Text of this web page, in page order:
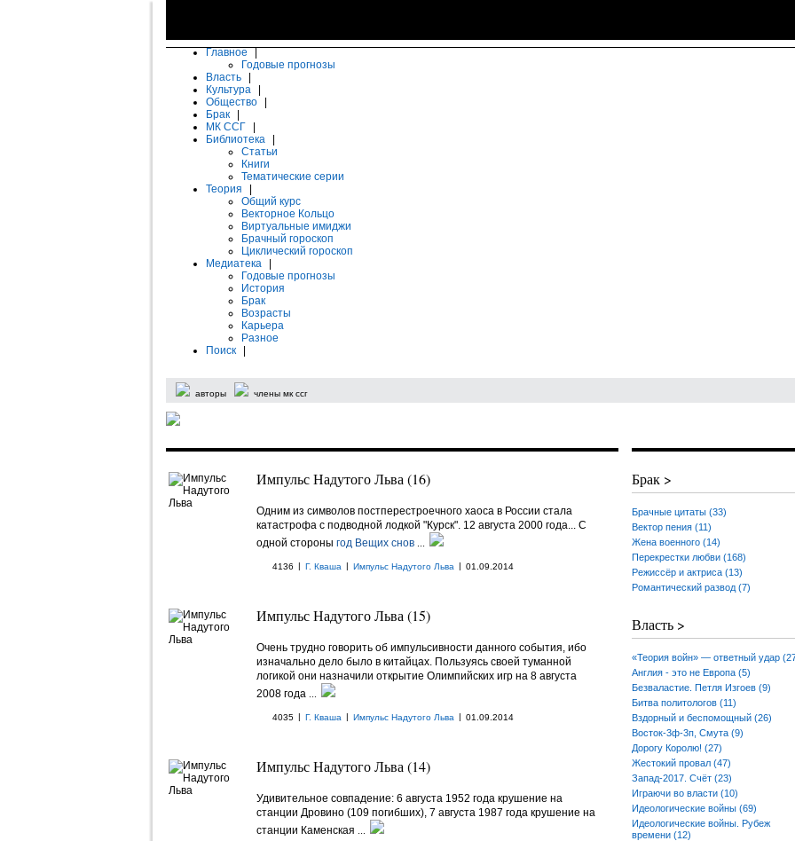
Главное
Годовые прогнозы
Власть
Культура
Общество
Брак
МК ССГ
Библиотека
Статьи
Книги
Тематические серии
Теория
Общий курс
Векторное Кольцо
Виртуальные имиджи
Брачный гороскоп
Циклический гороскоп
Медиатека
Годовые прогнозы
История
Брак
Возрасты
Карьера
Разное
Поиск
авторы члены мк ссг
Импульс Надутого Льва (16)
Одним из символов постперестроечного хаоса в России стала
катастрофа с подводной лодкой "Курск". 12 августа 2000 года... С
одной стороны год Вещих снов ...
4136 | Г. Кваша | Импульс Надутого Льва | 01.09.2014
Импульс Надутого Льва (15)
Очень трудно говорить об импульсивности данного события, ибо
изначально дело было в китайцах. Пользуясь своей туманной
логикой они назначили открытие Олимпийских игр на 8 августа
2008 года ...
4035 | Г. Кваша | Импульс Надутого Льва | 01.09.2014
Импульс Надутого Льва (14)
Удивительное совпадение: 6 августа 1952 года крушение на
станции Дровино (109 погибших), 7 августа 1987 года крушение на
станции Каменская ...
Брак >
Брачные цитаты (33)
Вектор пения (11)
Жена военного (14)
Перекрестки любви (168)
Режиссёр и актриса (13)
Романтический развод (7)
Власть >
«Теория войн» — ответный удар
Англия - это не Европа (5)
Безваластие. Петля Изгоев (9)
Битва политологов (11)
Вздорный и беспомощный (26)
Восток-3ф-3п, Смута (9)
Дорогу Королю! (27)
Жестокий провал (47)
Запад-2017. Счёт (23)
Играючи во власти (10)
Идеологические войны (69)
Идеологические войны. Рубеж
времени (12)